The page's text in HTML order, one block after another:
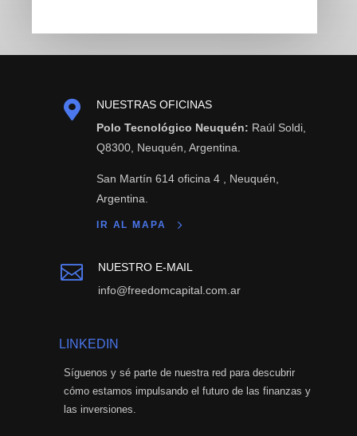

NUESTRAS OFICINAS
Polo Tecnológico Neuquén: Raúl Soldi,
Q8300, Neuquén, Argentina.
San Martín 614 oficina 4 , Neuquén,
Argentina.
IR AL MAPA

NUESTRO E-MAIL
info@freedomcapital.com.ar
LINKEDIN
Síguenos y sé parte de nuestra red para descubrir
cómo estamos impulsando el futuro de las finanzas y
las inversiones.